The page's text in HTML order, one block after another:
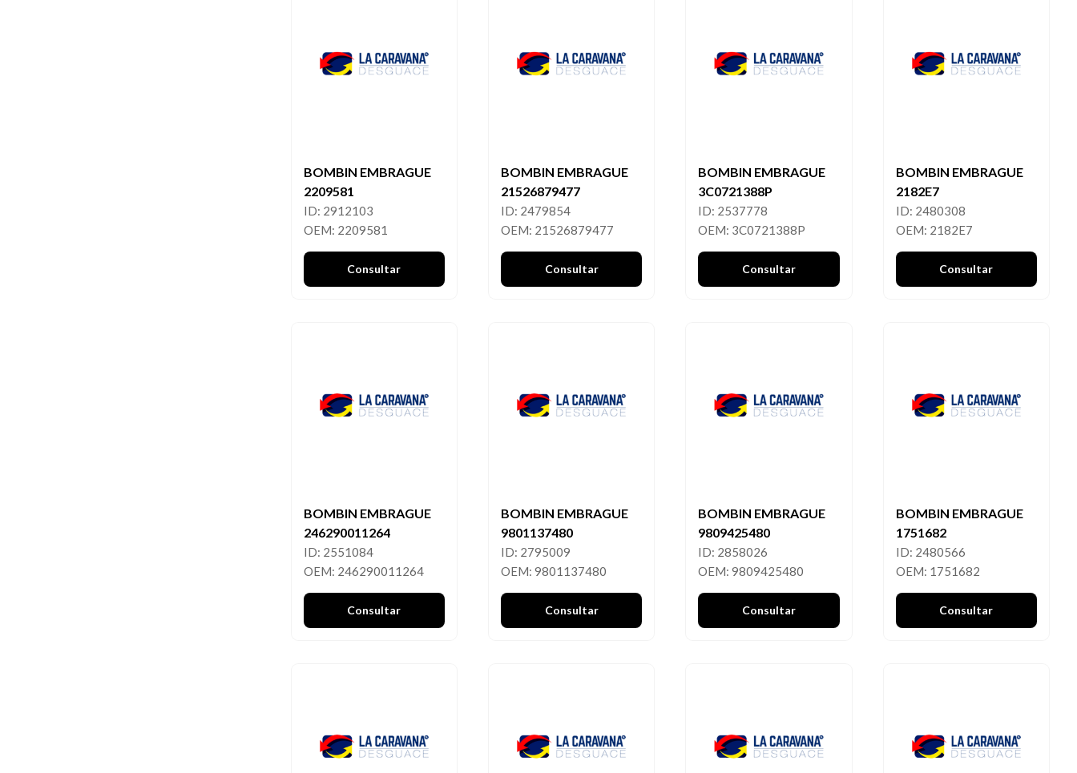
BOMBIN EMBRAGUE
2209581
ID: 2912103
OEM: 2209581
Consultar
BOMBIN EMBRAGUE
21526879477
ID: 2479854
OEM: 21526879477
Consultar
BOMBIN EMBRAGUE
3C0721388P
ID: 2537778
OEM: 3C0721388P
Consultar
BOMBIN EMBRAGUE
2182E7
ID: 2480308
OEM: 2182E7
Consultar
BOMBIN EMBRAGUE
246290011264
ID: 2551084
OEM: 246290011264
Consultar
BOMBIN EMBRAGUE
9801137480
ID: 2795009
OEM: 9801137480
Consultar
BOMBIN EMBRAGUE
9809425480
ID: 2858026
OEM: 9809425480
Consultar
BOMBIN EMBRAGUE
1751682
ID: 2480566
OEM: 1751682
Consultar